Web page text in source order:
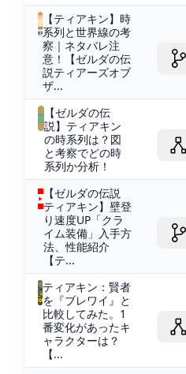
【ティアキン】時
系列と世界線の考
察｜ネタバレ注
意！【ゼルダの伝
説ティアーズオブ
ザ...
【ゼルダの伝
説】ティアキン
の時系列は？図
と考察でどの時
系列か分析！
【ゼルダの伝説
ティアキン】壁登
り速度UP「クラ
イム装備」入手方
法、性能紹介
【テ...
ティアキン：賢者
を『ブレワイ』と
比較してみた。1
番変化があったキ
ャラクターは？
【...